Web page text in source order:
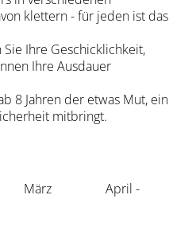
klettern - für jeden ist das
Ihre Geschicklichkeit,
Ihre Ausdauer
8 Jahren der etwas Mut, ein
mitbringt.
März April -